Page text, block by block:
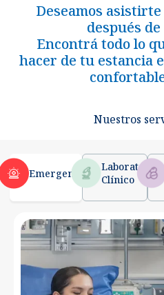
Deseamos
después
Encontrá todo lo
hacer de tu estancia
Nuestros
Emergencias
Laboratorio
Clínico